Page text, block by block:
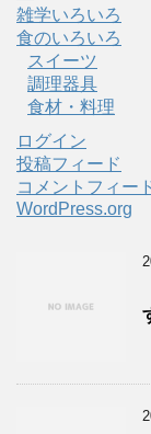
雑学いろいろ
食のいろいろ
スイーツ
調理器具
食材・料理
ログイン
投稿フィード
コメントフィー
WordPress.org